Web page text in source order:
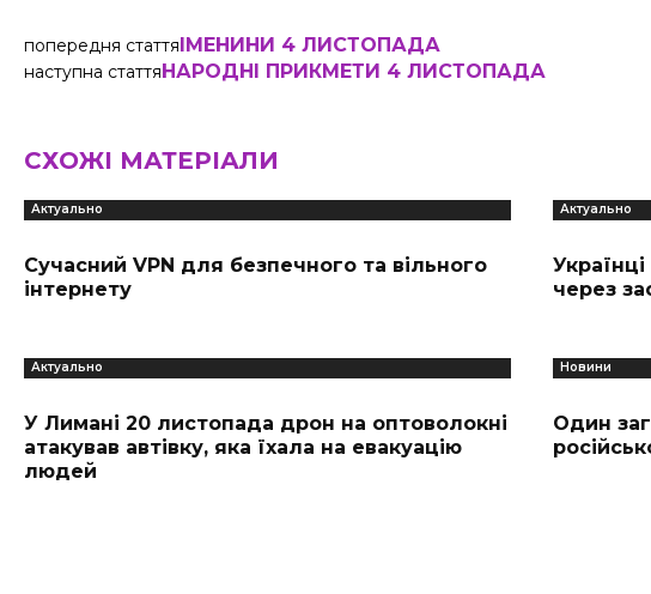
попередня статтяІМЕНИНИ 4 ЛИСТОПАДА
наступна статтяНАРОДНІ ПРИКМЕТИ 4 ЛИСТОПАДА
СХОЖІ МАТЕРІАЛИ
Актуально
Сучасний VPN для безпечного та вільного
інтернету
Актуально
через
Актуально
У Лимані 20 листопада дрон на оптоволокні
атакував автівку, яка їхала на евакуацію
людей
Новини
Один